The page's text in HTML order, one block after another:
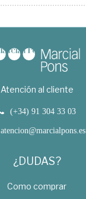
Atención al cliente
(+34) 91 304 33 03
atencion@marcialpons.es
¿DUDAS?
Como comprar